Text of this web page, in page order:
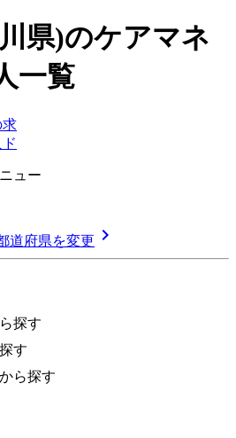
県)のケアマネ
一覧
ュー
道府県を変更 
探す
す
から探す